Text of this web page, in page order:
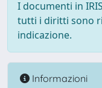
I documenti in
tutti i diritti sono
indicazione.
Informazioni